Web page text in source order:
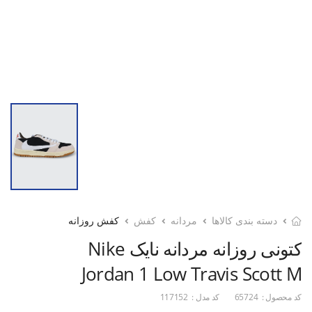
دسته بندی کالاها مردانه کفش کفش روزانه
کتونی روزانه مردانه نایک Nike
Jordan 1 Low Travis Scott M
کد محصول : 65724 کد مدل : 117152